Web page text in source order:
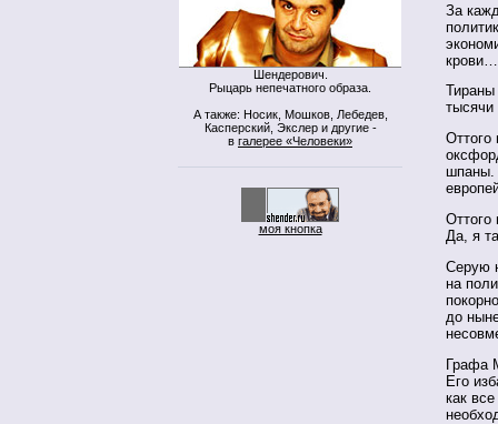
Шендерович.
Рыцарь непечатного образа.
А также: Носик, Мошков, Лебедев,
Касперский, Экслер и другие -
в галерее «Человеки»
моя кнопка
За
крови…
Тираны
тысячи
Оттого
шпаны.
Оттого
Да, я
Серую
на
до
Графа
Его
как